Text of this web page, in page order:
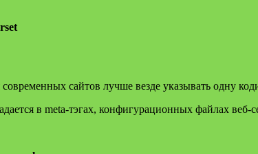
сайтов лучше везде указывать одну
в meta-тэгах, конфигурационных файлах веб-